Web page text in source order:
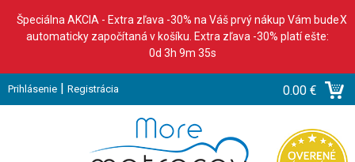
Špeciálna AKCIA - Extra zľava -30% na Váš prvý nákup Vám bude
automaticky započítaná v košíku. Extra zľava -30% platí ešte:
0d 3h 9m 34s
X
Prihlásenie | Registrácia 0.00 €